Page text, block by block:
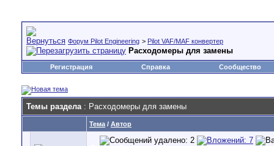
Форум Pilot Engineering > Pilot VAF/MAF конвертер
Расходомеры для замены
Регистрация Справка Сообщество
Темы раздела: Расходомеры для замены
Тема / Автор